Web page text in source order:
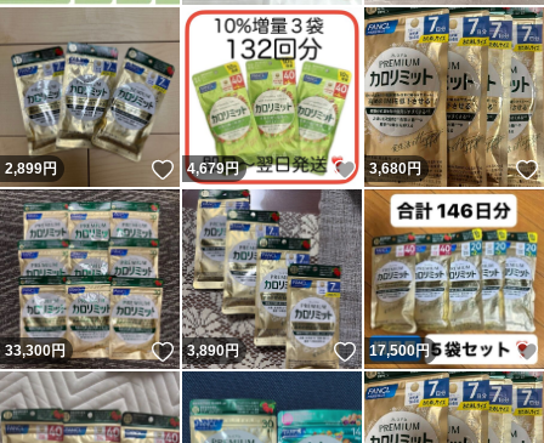
2,899円 いいね！
4,679円 いいね！
3,680円
33,300円 いいね！
3,890円 いいね！
17,500円